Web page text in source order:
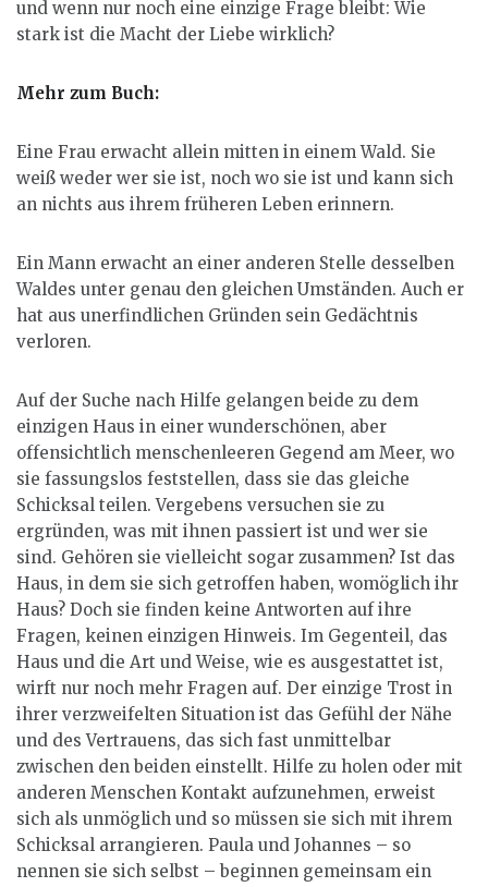
und wenn nur noch eine einzige Frage bleibt: Wie
stark ist die Macht der Liebe wirklich?
Mehr zum Buch:
Eine Frau erwacht allein mitten in einem Wald. Sie
weiß weder wer sie ist, noch wo sie ist und kann sich
an nichts aus ihrem früheren Leben erinnern.
Ein Mann erwacht an einer anderen Stelle desselben
Waldes unter genau den gleichen Umständen. Auch er
hat aus unerfindlichen Gründen sein Gedächtnis
verloren.
Auf der Suche nach Hilfe gelangen beide zu dem
einzigen Haus in einer wunderschönen, aber
offensichtlich menschenleeren Gegend am Meer, wo
sie fassungslos feststellen, dass sie das gleiche
Schicksal teilen. Vergebens versuchen sie zu
ergründen, was mit ihnen passiert ist und wer sie
sind. Gehören sie vielleicht sogar zusammen? Ist das
Haus, in dem sie sich getroffen haben, womöglich ihr
Haus? Doch sie finden keine Antworten auf ihre
Fragen, keinen einzigen Hinweis. Im Gegenteil, das
Haus und die Art und Weise, wie es ausgestattet ist,
wirft nur noch mehr Fragen auf. Der einzige Trost in
ihrer verzweifelten Situation ist das Gefühl der Nähe
und des Vertrauens, das sich fast unmittelbar
zwischen den beiden einstellt. Hilfe zu holen oder mit
anderen Menschen Kontakt aufzunehmen, erweist
sich als unmöglich und so müssen sie sich mit ihrem
Schicksal arrangieren. Paula und Johannes – so
nennen sie sich selbst – beginnen gemeinsam ein